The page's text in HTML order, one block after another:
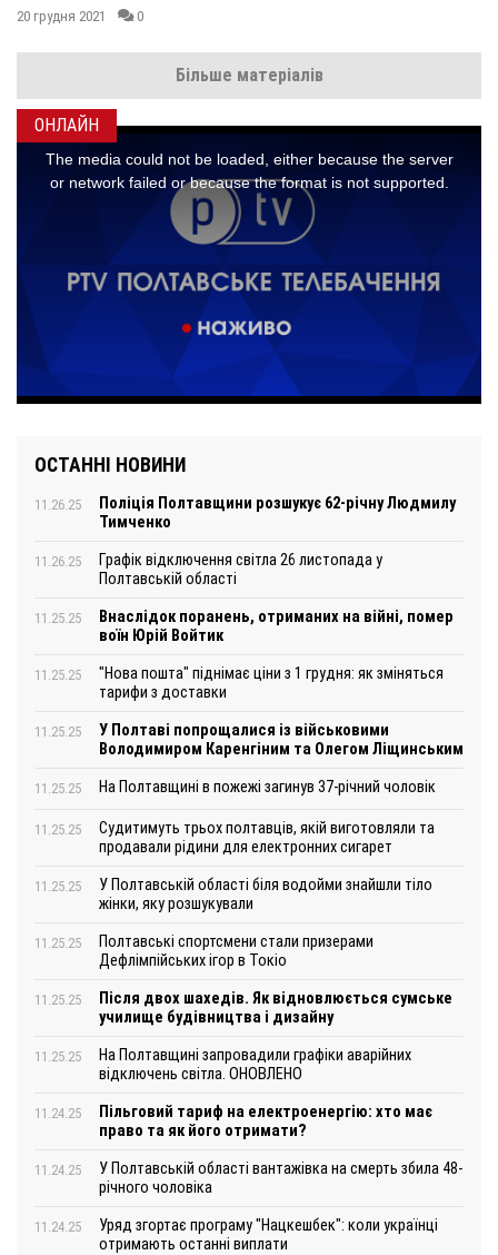
ОНЛАЙН
ОСТАННІ НОВИНИ
11.26.25
Поліція Полтавщини розшукує 62-річну Людмилу
Тимченко
11.26.25
Графік відключення світла 26 листопада у
Полтавській області
11.25.25
Внаслідок поранень, отриманих на війні, помер
воїн Юрій Войтик
11.25.25
"Нова пошта" піднімає ціни з 1 грудня: як зміняться
тарифи з доставки
11.25.25
У Полтаві попрощалися із військовими
Володимиром Каренгіним та Олегом Ліщинським
11.25.25 На Полтавщині в пожежі загинув 37-річний чоловік
11.25.25
Судитимуть трьох полтавців, якій виготовляли та
продавали рідини для електронних сигарет
11.25.25
У Полтавській області біля водойми знайшли тіло
жінки, яку розшукували
11.25.25
Полтавські спортсмени стали призерами
Дефлімпійських ігор в Токіо
11.25.25
Після двох шахедів. Як відновлюється сумське
училище будівництва і дизайну
11.25.25
На Полтавщині запровадили графіки аварійних
відключень світла. ОНОВЛЕНО
11.24.25
Пільговий тариф на електроенергію: хто має
право та як його отримати?
11.24.25
У Полтавській області вантажівка на смерть збила 48-
річного чоловіка
11.24.25
Уряд згортає програму "Нацкешбек": коли українці
отримають останні виплати
20 грудня 2021 0
Більше матеріалів